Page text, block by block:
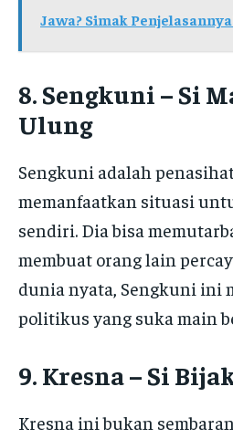
Jawa? Simak
8. Sengkuni – Si
Ulung
Sengkuni adalah
memanfaatkan situasi
sendiri. Dia bisa
membuat orang lain
dunia nyata, Sengkuni ini
politikus yang suka main
9. Kresna – Si
Kresna ini bukan